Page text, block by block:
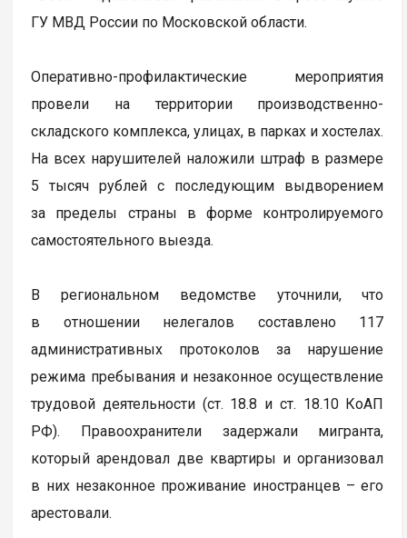
ГУ МВД России по Московской области.
Оперативно-профилактические мероприятия
провели на территории производственно-
складского комплекса, улицах, в парках и хостелах.
На всех нарушителей наложили штраф в размере
5 тысяч рублей с последующим выдворением
за пределы страны в форме контролируемого
самостоятельного выезда.
В региональном ведомстве уточнили, что
в отношении нелегалов составлено 117
административных протоколов за нарушение
режима пребывания и незаконное осуществление
трудовой деятельности (ст. 18.8 и ст. 18.10 КоАП
РФ). Правоохранители задержали мигранта,
который арендовал две квартиры и организовал
в них незаконное проживание иностранцев – его
арестовали.